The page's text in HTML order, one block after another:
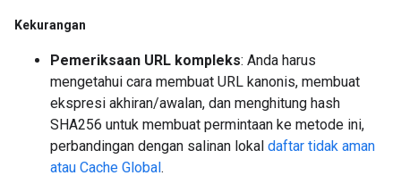
Kekurangan
Pemeriksaan URL kompleks: Anda harus
mengetahui cara membuat URL kanonis, membuat
ekspresi akhiran/awalan, dan menghitung hash
SHA256 untuk membuat permintaan ke metode ini,
perbandingan dengan salinan lokal daftar tidak aman
atau Cache Global.